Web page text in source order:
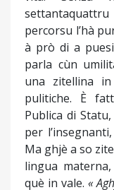
percorsu l’hà
à prò di a
parla cùn
una zitellina
pulitiche. È
Publica di
per
Ma ghjè a so
lingua
què in vale. «